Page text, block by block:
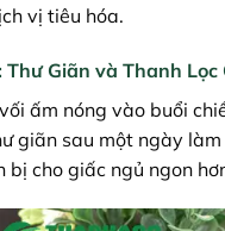
vị tiêu hóa.
Thư Giãn và Thanh Lọc
ấm nóng vào buổi
giãn sau một ngày
bị cho giấc ngủ ngon